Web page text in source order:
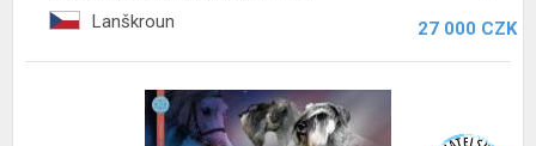
Lanškroun 27 000 CZK